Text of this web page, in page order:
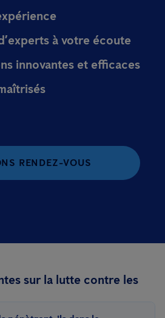
à votre écoute
innovantes et efficaces
RENDEZ-VOUS
sur la lutte contre les